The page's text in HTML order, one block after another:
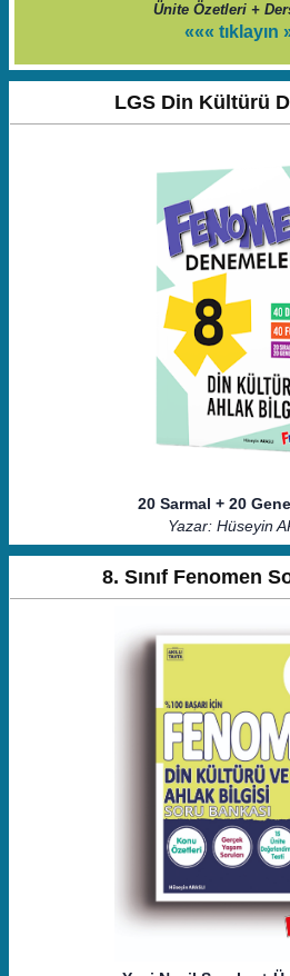
Ünite Özetleri +
««« tıklayın
LGS Din Kültürü
20 Sarmal + 20
Yazar: Hüseyin
8. Sınıf Fenomen